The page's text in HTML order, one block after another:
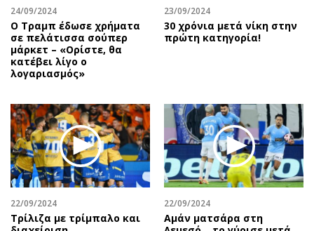
24/09/2024
Ο Τραμπ έδωσε χρήματα
σε πελάτισσα σούπερ
μάρκετ – «Ορίστε, θα
κατέβει λίγο ο
λογαριασμός»
23/09/2024
30 χρόνια μετά νίκη στην
πρώτη κατηγορία!
22/09/2024
Τρίλιζα με τρίμπαλο και
22/09/2024
Αμάν ματσάρα στη